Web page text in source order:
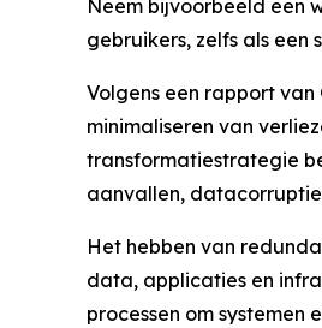
Neem bijvoorbeeld een
gebruikers, zelfs als een
Volgens een rapport
minimaliseren van
transformatiestrategie
aanvallen,
Het hebben van
data, applicaties en
processen om systemen